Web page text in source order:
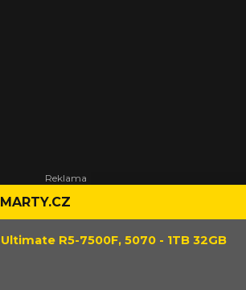
R5-7500F, 5070 - 1TB 32GB